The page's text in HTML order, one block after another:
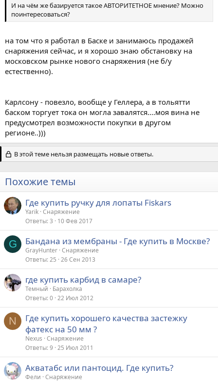
И на чём же базируется такое АВТОРИТЕТНОЕ мнение? Можно
поинтересоваться?
на том что я работал в Баске и занимаюсь продажей
снаряжения сейчас, и я хорошо знаю обстановку на
московском рынке нового снаряжения (не б/у
естественно).
Карлсону - повезло, вообще у Геллера, а в тольятти
баском торгует тока он могла завалятся....моя вина не
предусмотрел возможности покупки в другом
регионе..)))
В этой теме нельзя размещать новые ответы.
Похожие темы
Где купить ручку для лопаты Fiskars
Yarik Снаряжение
Ответы 3 10 Фев 2017
G Бандана из мембраны - Где купить в Москве?
GrayHunter Снаряжение
Ответы 25 26 Сен 2013
где купить карбид в самаре?
Темный
Барахолка
Ответы 0 22 Июл 2012
N
Где купить хорошего качества застежку
фатекс на 50 мм ?
Nexus Снаряжение
Ответы 9 25 Июл 2011
Акватабс или пантоцид. Где купить?
Фели Снаряжение